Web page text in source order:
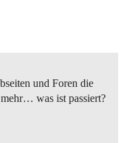
und Foren die
was ist passiert?